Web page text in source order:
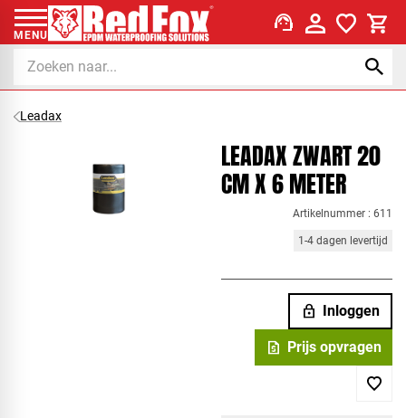
MENU support_agent
Leadax
LEADAX ZWART 20
CM X 6 METER
Artikelnummer : 611
1-4 dagen levertijd
lock Inloggen
request_quote Prijs opvragen